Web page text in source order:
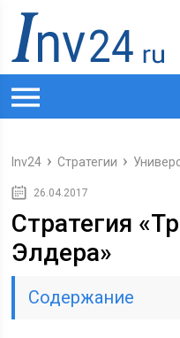
Inv24 Стратегии
26.04.2017
Стратегия
Элдера»
Содержание